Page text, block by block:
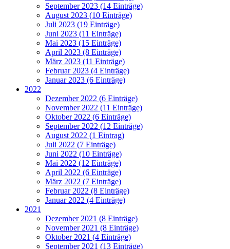
September 2023 (14 Einträge)
August 2023 (10 Einträge)
Juli 2023 (19 Einträge)
Juni 2023 (11 Einträge)
Mai 2023 (15 Einträge)
April 2023 (8 Einträge)
März 2023 (11 Einträge)
Februar 2023 (4 Einträge)
Januar 2023 (6 Einträge)
2022
Dezember 2022 (6 Einträge)
November 2022 (11 Einträge)
Oktober 2022 (6 Einträge)
September 2022 (12 Einträge)
August 2022 (1 Eintrag)
Juli 2022 (7 Einträge)
Juni 2022 (10 Einträge)
Mai 2022 (12 Einträge)
April 2022 (6 Einträge)
März 2022 (7 Einträge)
Februar 2022 (8 Einträge)
Januar 2022 (4 Einträge)
2021
Dezember 2021 (8 Einträge)
November 2021 (8 Einträge)
Oktober 2021 (4 Einträge)
September 2021 (13 Einträge)